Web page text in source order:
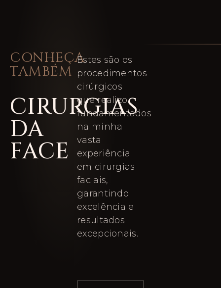
CONHEÇA
TAMBÉM
CIRURGIAS
DA
FACE
Estes são os
procedimentos
cirúrgicos
que realizo,
fundamentados
na minha
vasta
experiência
em cirurgias
faciais,
garantindo
excelência e
resultados
excepcionais.